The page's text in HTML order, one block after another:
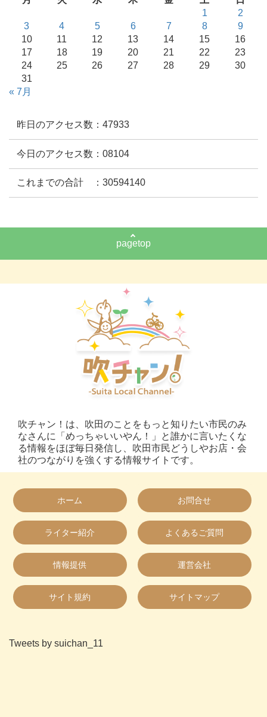
1
2
3
4 5 6 7 8
9
10
11 12 13 14 15
16
17
18 19 20 21 22
23
24
25 26 27 28 29
30
31
« 7月
昨日のアクセス数：47933
今日のアクセス数：08104
これまでの合計 ：30594140
pagetop
吹チャン！は、吹田のことをもっと知りたい市民のみ
なさんに「めっちゃいいやん！」と誰かに言いたくな
る情報をほぼ毎日発信し、吹田市民どうしやお店・会
社のつながりを強くする情報サイトです。
ホーム お問合せ
ライター紹介 よくあるご質問
情報提供 運営会社
サイト規約 サイトマップ
Tweets by suichan_11